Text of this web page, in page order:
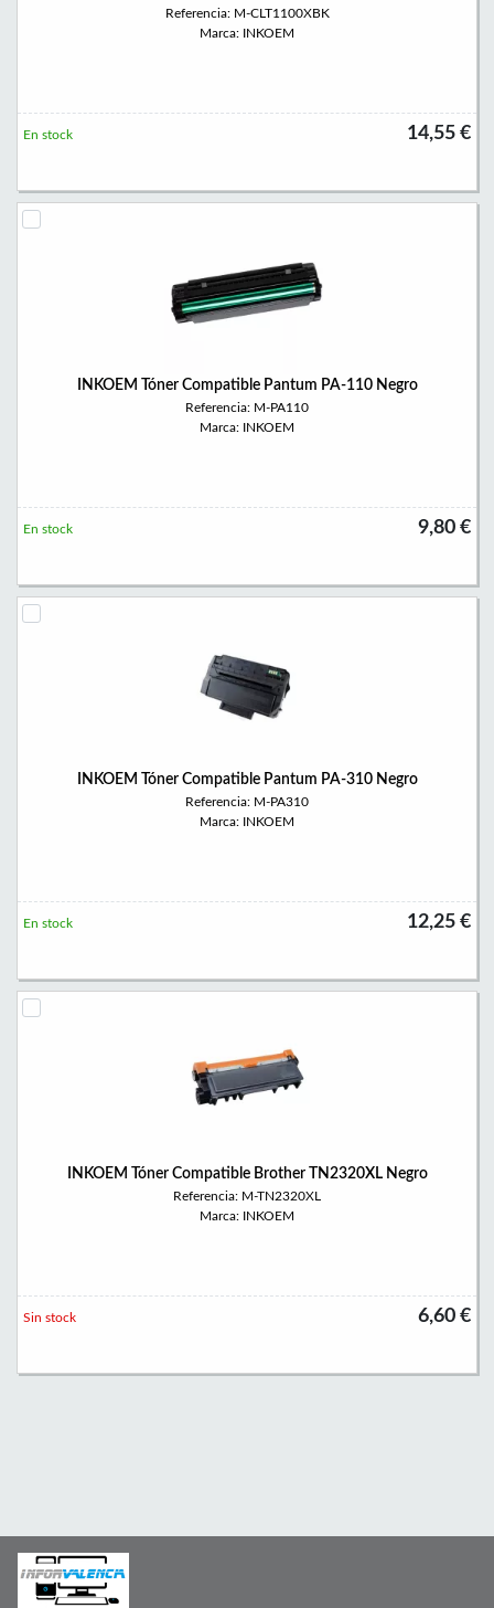
Referencia: M-CLT1100XBK
Marca: INKOEM
14,55 €
En stock
INKOEM Tóner Compatible Pantum PA-110 Negro
Referencia: M-PA110
Marca: INKOEM
9,80 €
En stock
INKOEM Tóner Compatible Pantum PA-310 Negro
Referencia: M-PA310
Marca: INKOEM
12,25 €
En stock
INKOEM Tóner Compatible Brother TN2320XL Negro
Referencia: M-TN2320XL
Marca: INKOEM
6,60 €
Sin stock